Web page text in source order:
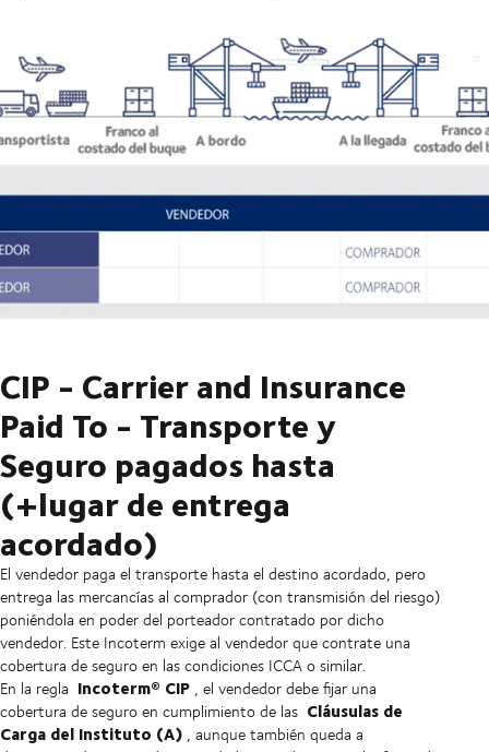
CIP - Carrier and Insurance
Paid To - Transporte y
Seguro pagados hasta
(+lugar de entrega
acordado)
El vendedor paga el transporte hasta el destino acordado, pero
entrega las mercancías al comprador (con transmisión del riesgo)
poniéndola en poder del porteador contratado por dicho
vendedor. Este Incoterm exige al vendedor que contrate una
cobertura de seguro en las condiciones ICCA o similar.
En la regla Incoterm® CIP , el vendedor debe fijar una
cobertura de seguro en cumplimiento de las Cláusulas de
Carga del Instituto (A) , aunque también queda a